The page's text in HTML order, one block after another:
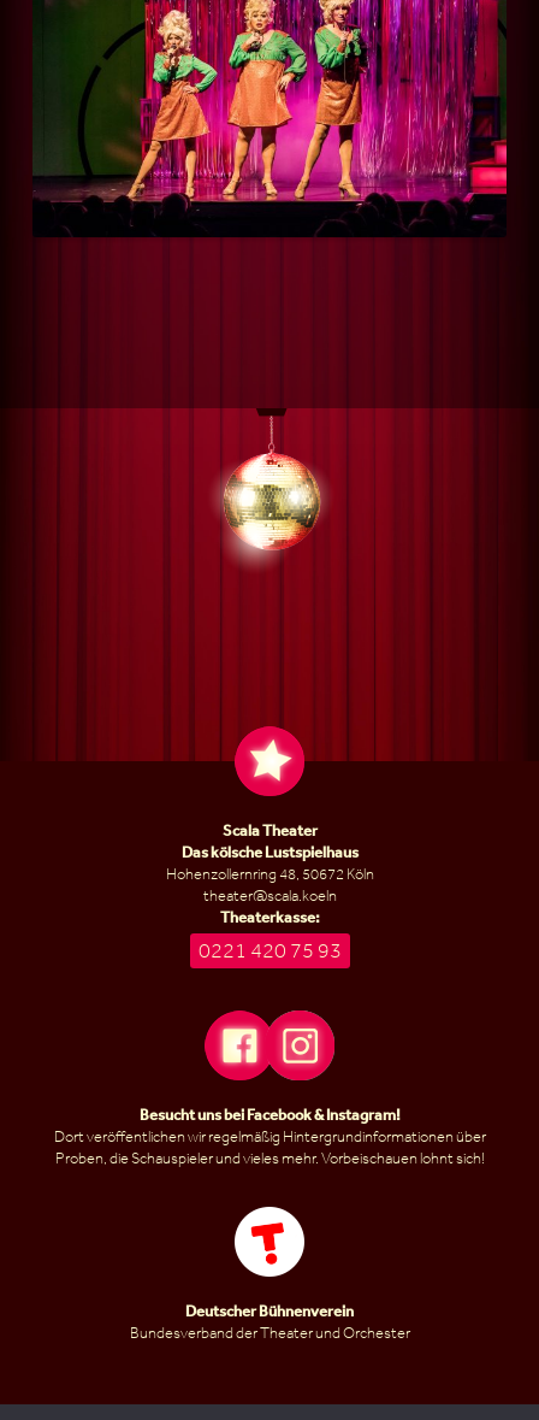
Scala Theater
Das kölsche Lustspielhaus
Hohenzollernring 48, 50672 Köln
theater@scala.koeln
Theaterkasse:
0221 420 75 93
Besucht uns beiFacebook&Instagram!
Dort veröffentlichen wir regelmäßig Hintergrundinformationen über
Proben, die Schauspieler und vieles mehr. Vorbeischauen lohnt sich!
Deutscher Bühnenverein
Bundesverband der Theater und Orchester